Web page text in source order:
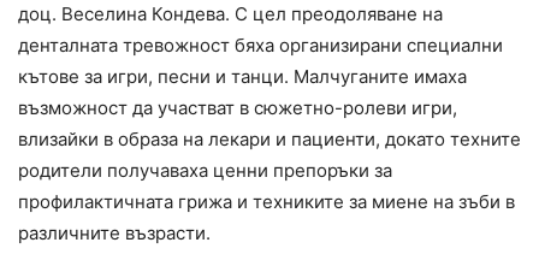
доц. Веселина Кондева. С цел преодоляване на
денталната тревожност бяха организирани специални
кътове за игри, песни и танци. Малчуганите имаха
възможност да участват в сюжетно-ролеви игри,
влизайки в образа на лекари и пациенти, докато техните
родители получаваха ценни препоръки за
профилактичната грижа и техниките за миене на зъби в
различните възрасти.